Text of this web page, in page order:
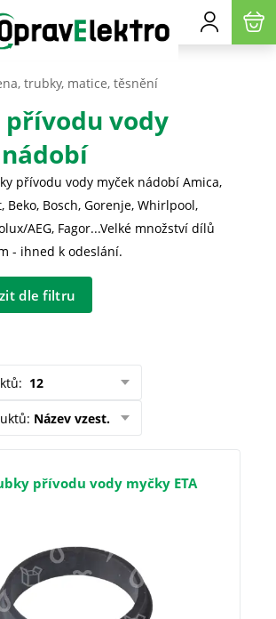
trubky, matice, těsnění
přívodu vody
přívodu vody myček nádobí Amica,
Bosch, Gorenje, Whirlpool,
AEG, Fagor...Velké množství dílů
- ihned k odeslání.
dle filtru
: 12
: Název vzest.
přívodu vody myčky ETA